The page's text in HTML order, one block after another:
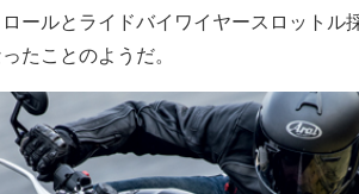
ールとライドバイワイヤースロットル
たことのようだ。